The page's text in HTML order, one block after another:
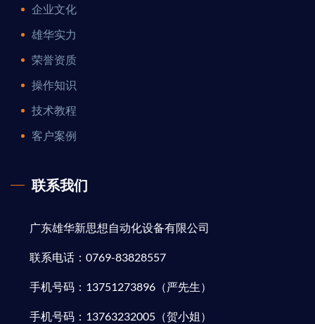
企业文化
雄华实力
荣誉资质
操作知识
技术教程
客户案例
联系我们
广东雄华新思想自动化设备有限公司
联系电话：0769-83828557
手机号码：13751273896（严先生）
手机号码：13763232005（贺小姐）